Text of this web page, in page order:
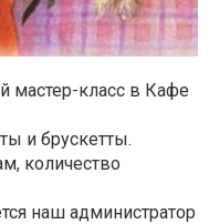
мастер-класс в Кафе
и брускетты.
количество
наш администратор